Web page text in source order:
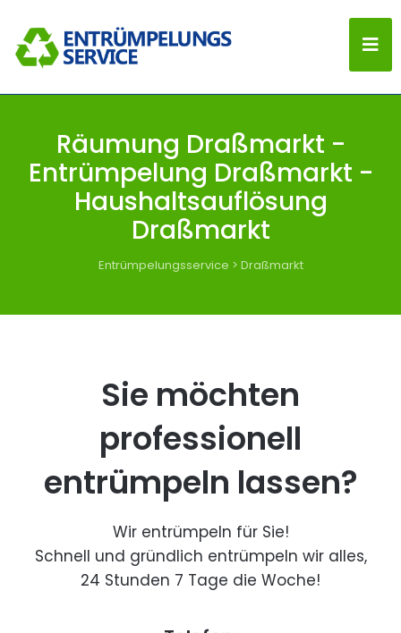
Räumung Draßmarkt -
Entrümpelung Draßmarkt -
Haushaltsauflösung
Draßmarkt
Entrümpelungsservice > Draßmarkt
Sie möchten
professionell
entrümpeln lassen?
Wir entrümpeln für Sie!
Schnell und gründlich entrümpeln wir alles,
24 Stunden 7 Tage die Woche!